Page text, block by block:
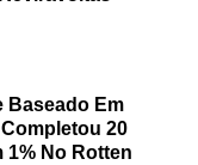
Baseado Em
20
1% No Rotten